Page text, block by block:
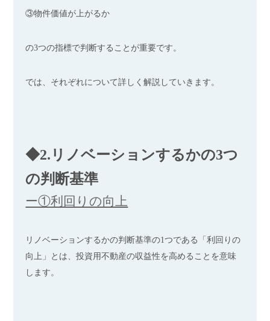
③物件価値が上がるか
の3つの指標で判断することが重要です。
では、それぞれについて詳しく解説していきます。
◆2.リノベーションするかの3つ
の判断基準
ー①利回りの向上
リノベーションするかの判断基準の1つである「利回りの
向上」とは、投資用不動産の収益性を高めることを意味
します。